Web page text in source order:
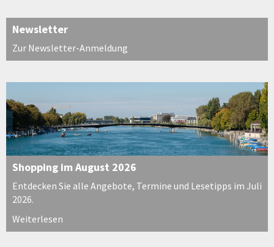
Newsletter
Zur Newsletter-Anmeldung
Shopping im August 2026
Entdecken Sie alle Angebote, Termine und Lesetipps im Juli
2026.
Weiterlesen